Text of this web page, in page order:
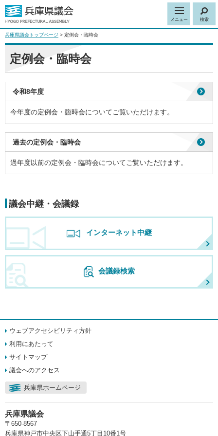
メニュー 検索
兵庫県議会トップページ > 定例会・臨時会
定例会・臨時会
令和8年度
今年度の定例会・臨時会についてご覧いただけます。
過去の定例会・臨時会
過年度以前の定例会・臨時会についてご覧いただけます。
議会中継・会議録
インターネット中継
会議録検索
ウェブアクセシビリティ方針
利用にあたって
サイトマップ
議会へのアクセス
兵庫県ホームページ
兵庫県議会
〒650-8567
兵庫県神戸市中央区下山手通5丁目10番1号